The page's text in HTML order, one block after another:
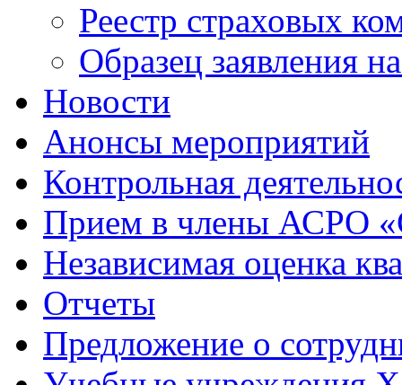
Реестр страховых
Образец заявления
Новости
Анонсы мероприятий
Контрольная
Прием в члены АСРО
Независимая оценка
Отчеты
Предложение о